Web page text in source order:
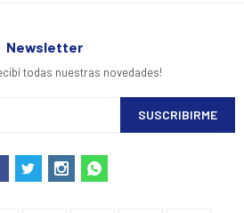
Newsletter
todas nuestras novedades!
SUSCRIBIRME
  